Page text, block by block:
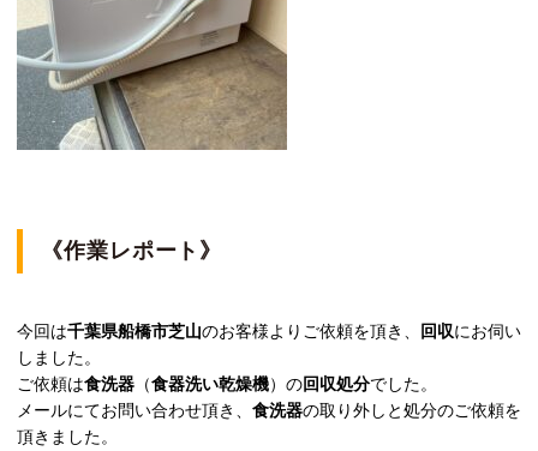
《作業レポート》
今回は千葉県船橋市芝山のお客様よりご依頼を頂き、 回収にお伺い
しました。
ご依頼は食洗器 （食器洗い乾燥機）の回収処分でした。
メールにてお問い合わせ頂き、 食洗器の取り外しと処分のご依頼を
頂きました。